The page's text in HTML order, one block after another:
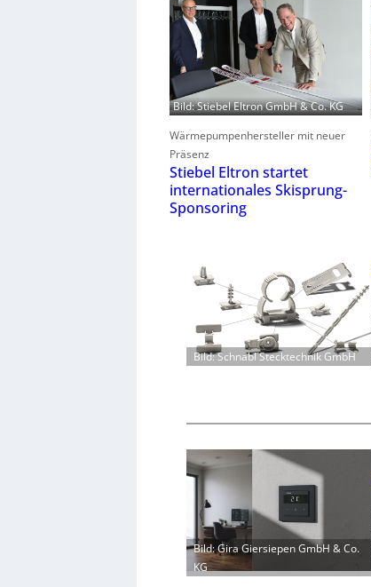
Bild: Stiebel Eltron GmbH & Co. KG
Wärmepumpenhersteller mit neuer
Präsenz
Stiebel Eltron startet
internationales Skisprung-
Sponsoring
Bild: Schnabl Stecktechnik GmbH
Bild: Gira Giersiepen GmbH & Co.
KG